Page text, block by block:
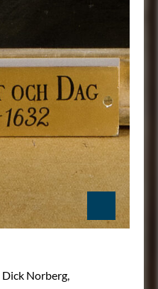
Dick Norberg,